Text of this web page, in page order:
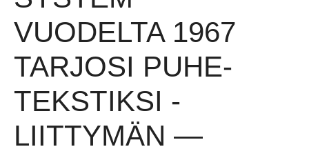
VUODELTA 1967
TARJOSI PUHE-
TEKSTIKSI -
LIITTYMÄN —